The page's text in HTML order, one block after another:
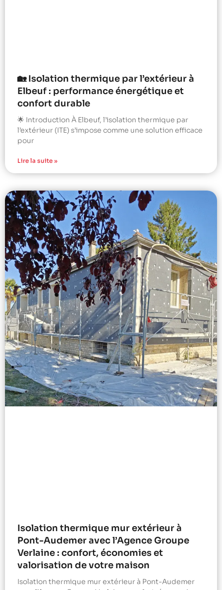
🏡 Isolation thermique par l’extérieur à
Elbeuf : performance énergétique et
confort durable
🌟 Introduction À Elbeuf, l’isolation thermique par
l’extérieur (ITE) s’impose comme une solution efficace
pour
Lire la suite »
Isolation thermique mur extérieur à
Pont-Audemer avec l’Agence Groupe
Verlaine : confort, économies et
valorisation de votre maison
Isolation thermique mur extérieur à Pont-Audemer